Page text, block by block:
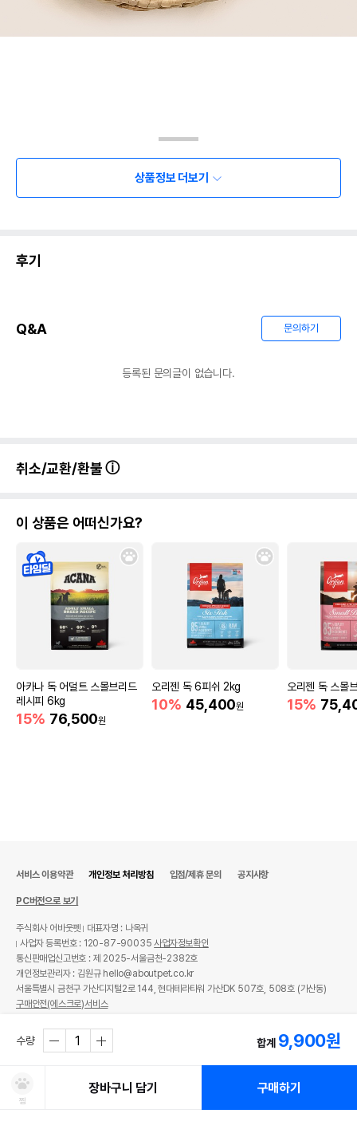
상품정보 더보기
후기
Q&A 문의하기
등록된 문의글이 없습니다.
취소/교환/환불
이 상품은 어떠신가요?
아카나 독 어덜트 스몰브리드
레시피 6kg
15% 76,500원
오리젠 독 6피쉬 2kg
10% 45,400원
오리젠 독 스몰
15%
수량 합계 9,900원
찜
장바구니 담기 구매하기
서비스 이용약관 개인정보 처리방침 입점/제휴 문의 공지사항
PC버전으로 보기
주식회사 어바웃펫
대표자명 : 나옥귀
사업자 등록번호 : 120-87-90035사업자정보확인
통신판매업신고번호 : 제 2025-서울금천-2382호
개인정보관리자 : 김원규 hello@aboutpet.co.kr
서울특별시 금천구 가산디지털2로 144, 현대테라타워 가산DK 507호, 508호 (가산동)
구매안전(에스크로)서비스